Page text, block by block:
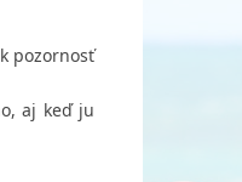
pozornosť
aj keď ju